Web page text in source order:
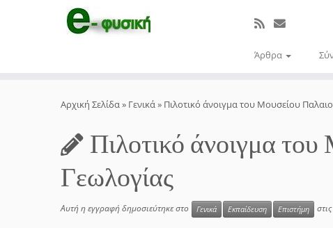
Άρθρα
Αρχική Σελίδα» Γενικά» Πιλοτικό άνοιγμα του Μουσείου
Πιλοτικό άνοιγμα
Γεωλογίας
Αυτή η εγγραφή δημοσιεύτηκε στο Γενικά Εκπαίδευση Επιστήμη στις